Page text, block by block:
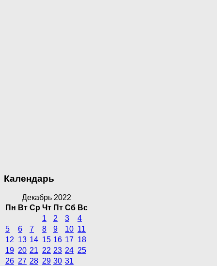
Календарь
Декабрь 2022
Пн Вт Ср Чт Пт Сб Вс
1
2 3
4
5
6 7 8 9 10 11
12 13 14 15 16 17 18
19 20 21 22 23 24 25
26 27 28 29 30 31